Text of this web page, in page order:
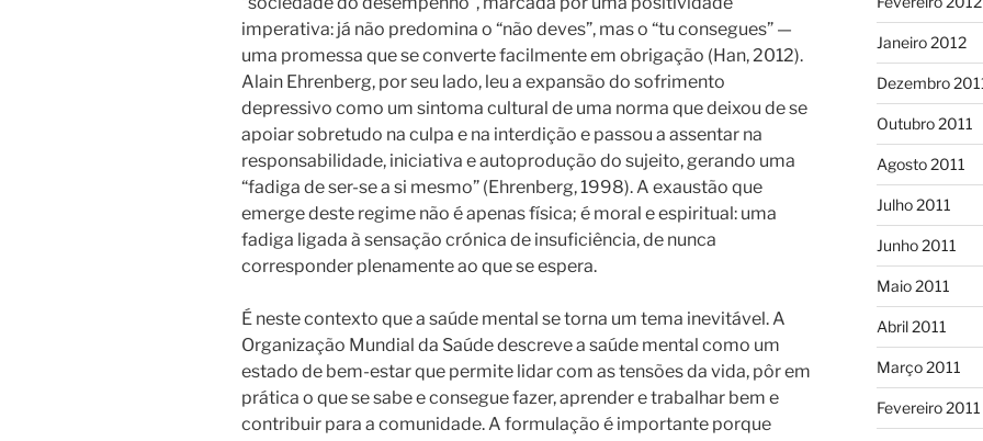
imperativa: já não predomina o “não deves”, mas o “tu consegues” —
uma promessa que se converte facilmente em obrigação (Han, 2012).
Alain Ehrenberg, por seu lado, leu a expansão do sofrimento
depressivo como um sintoma cultural de uma norma que deixou de se
apoiar sobretudo na culpa e na interdição e passou a assentar na
responsabilidade, iniciativa e autoprodução do sujeito, gerando uma
“fadiga de ser-se a si mesmo” (Ehrenberg, 1998). A exaustão que
emerge deste regime não é apenas física; é moral e espiritual: uma
fadiga ligada à sensação crónica de insuficiência, de nunca
corresponder plenamente ao que se espera.
É neste contexto que a saúde mental se torna um tema inevitável. A
Organização Mundial da Saúde descreve a saúde mental como um
estado de bem-estar que permite lidar com as tensões da vida, pôr em
prática o que se sabe e consegue fazer, aprender e trabalhar bem e
contribuir para a comunidade. A formulação é importante porque
Janeiro 2012
Dezembro
Outubro 2011
Agosto 2011
Julho 2011
Junho 2011
Maio 2011
Abril 2011
Março 2011
Fevereiro 2011